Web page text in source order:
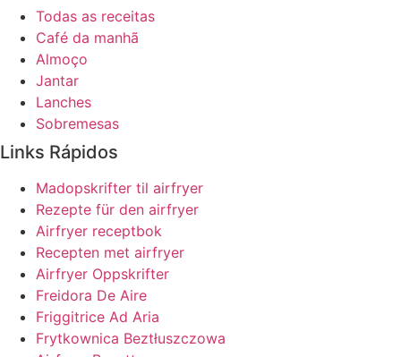
Todas as receitas
Café da manhã
Almoço
Jantar
Lanches
Sobremesas
Links Rápidos
Madopskrifter til airfryer
Rezepte für den airfryer
Airfryer receptbok
Recepten met airfryer
Airfryer Oppskrifter
Freidora De Aire
Friggitrice Ad Aria
Frytkownica Beztłuszczowa